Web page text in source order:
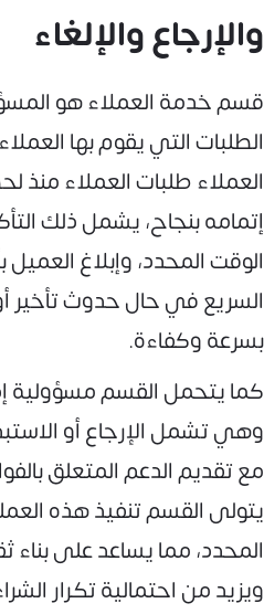
والإرجاع والإلغاء
قسم خدمة العملاء هو
الطلبات التي يقوم بها
العملاء طلبات العملاء
إتمامه بنجاح، يشمل ذلك
الوقت المحدد، وإبلاغ
السريع في حال حدوث تأخير
بسرعة وكفاءة.
كما يتحمل القسم مسؤولية
وهي تشمل الإرجاع أو
مع تقديم الدعم المتعلق
يتولى القسم تنفيذ هذه
المحدد، مما يساعد على
ويزيد من احتمالية تكرار